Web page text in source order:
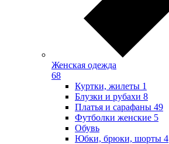
Женская одежда
68
Куртки, жилеты 1
Блузки и рубахи 8
Платья и сарафаны 49
Футболки женские 5
Обувь
Юбки, брюки, шорты 4